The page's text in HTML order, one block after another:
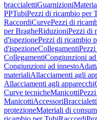
braccialettiGuarnizioni
PPTubiPezzi di ricambio per
RaccordiCurvePezzi di
per BragheRiduzioniPezzi di
d'ispezionePezzi di ricambio
d'ispezioneCollegamenti
CollegamentiCongiunzioni
Congiunzioni ad innesto
materialiAllacciamenti agli
Allacciamenti agli apparecchi
Curve tecnicheManicotti
ManicottiAccessoriBraccialetti
protezioneMateriali di